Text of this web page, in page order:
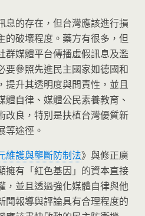
息的存在，但台灣應該進行損
的破壞程度。藥方有很多，但
群媒體平台傳播虛假訊息及濫
要參照先進民主國家如德國和
提升其透明度與問責性，並且
自律、媒體公民素養教育、
改良，特別是扶植台灣優質新
等途徑。
維護與壟斷防制法》與修正廣
擁有「紅色基因」的資本直接
，並且透過強化媒體自律與他
聞報導與評論具有合理程度的